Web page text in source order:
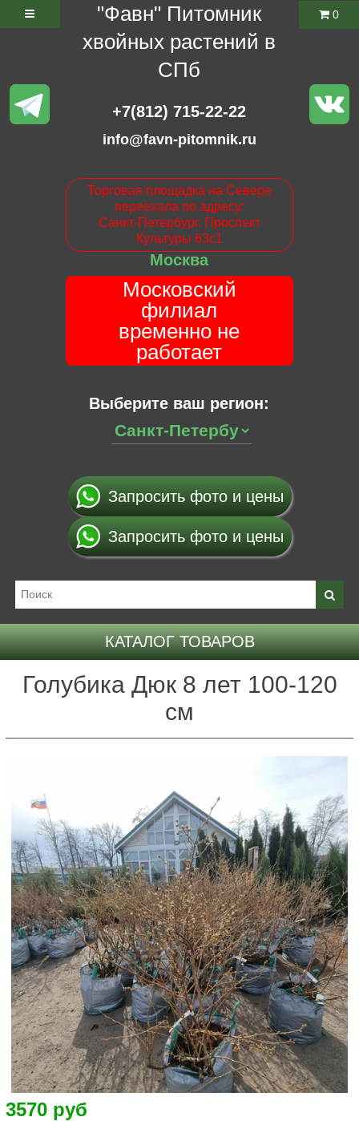
"Фавн" Питомник
хвойных растений в
СПб
+7(812) 715-22-22
info@favn-pitomnik.ru
Торговая площадка на Севере
переехала по адресу:
Санкт-Петербург. Проспект
Культуры 63с1
Москва
Московский
филиал
временно не
работает
Выберите ваш регион:
0
Запросить фото и цены
Запросить фото и цены
КАТАЛОГ ТОВАРОВ
Голубика Дюк 8 лет 100-120
см
3570 руб